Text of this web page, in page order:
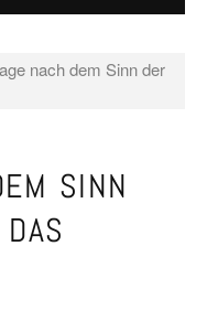
nach dem Sinn der
SINN